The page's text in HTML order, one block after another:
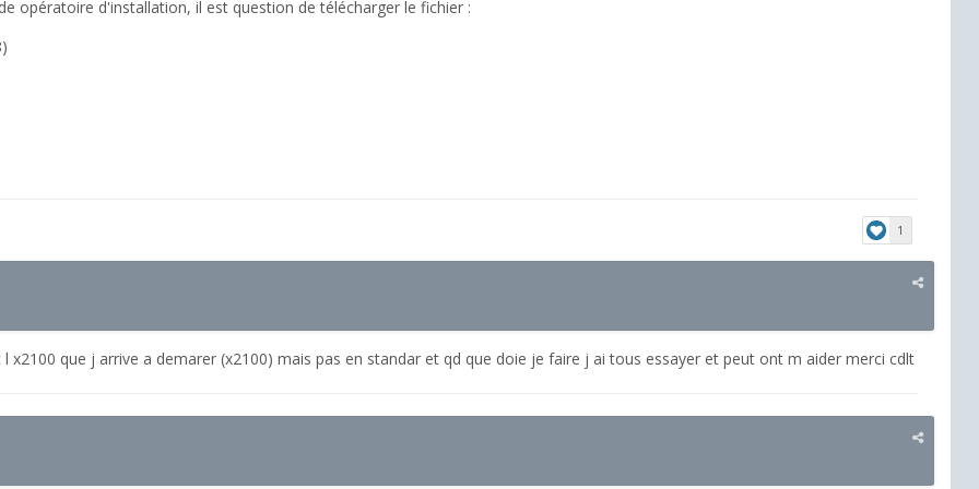
opératoire d'installation, il est question de télécharger le fichier :
1
x2100 que j arrive a demarer (x2100) mais pas en standar et qd que doie je faire j ai tous essayer et peut ont m aider merci cdlt